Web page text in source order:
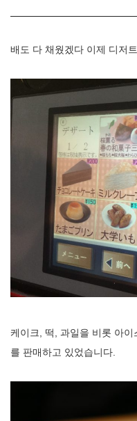
배도 다 채웠겠다 이제 디저
케이크, 떡, 과일을 비롯 아
를 판매하고 있었습니다.